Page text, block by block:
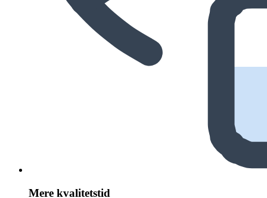
Mere kvalitetstid